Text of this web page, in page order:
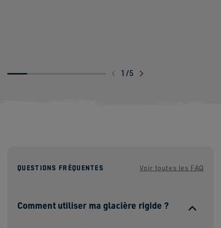
1 /5
QUESTIONS FRÉQUENTES Voir toutes les FAQ
Comment utiliser ma glacière rigide ?